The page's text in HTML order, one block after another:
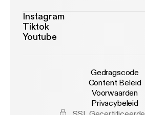
Instagram
Tiktok
Youtube
Gedragscode
Content Beleid
Voorwaarden
Privacybeleid